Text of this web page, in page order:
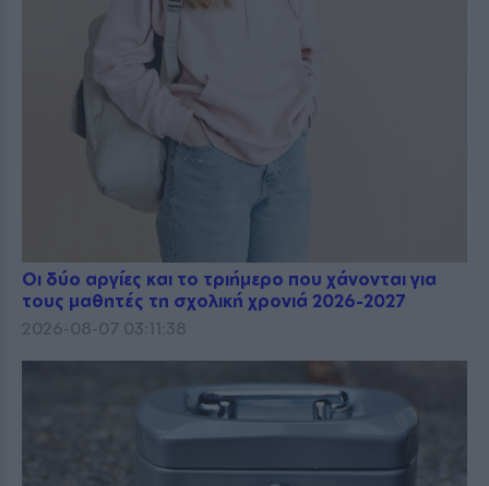
Οι δύο αργίες και το τριήμερο που χάνονται για
τους μαθητές τη σχολική χρονιά 2026-2027
2026-08-07 03:11:38